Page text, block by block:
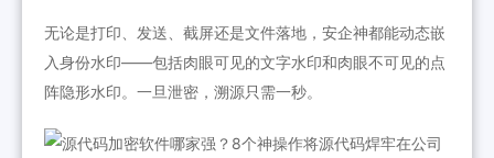
无论是打印、发送、截屏还是文件落地，安企神都能动态嵌
入身份水印——包括肉眼可见的文字水印和肉眼不可见的点
阵隐形水印。一旦泄密，溯源只需一秒。